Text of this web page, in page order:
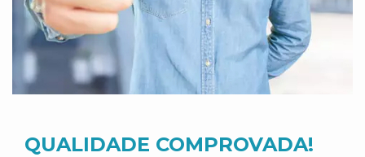
QUALIDADE COMPROVADA!